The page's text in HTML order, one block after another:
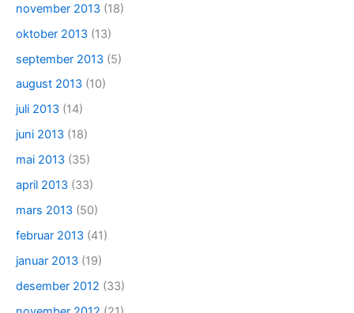
november 2013 (18)
oktober 2013 (13)
september 2013 (5)
august 2013 (10)
juli 2013 (14)
juni 2013 (18)
mai 2013 (35)
april 2013 (33)
mars 2013 (50)
februar 2013 (41)
januar 2013 (19)
desember 2012 (33)